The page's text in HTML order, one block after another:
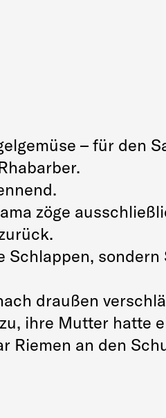
– für den
zöge
draußen
ihre Mutter hatte
Riemen an den